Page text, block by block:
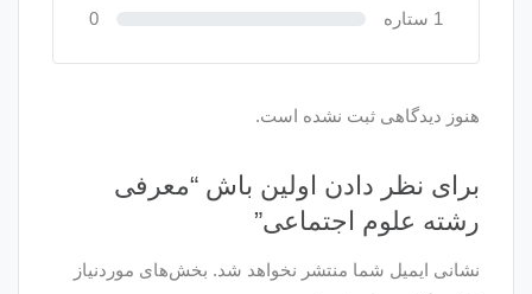
1 ستاره 0
هنوز دیدگاهی ثبت نشده است.
برای نظر دادن اولین باش “معرفی
رشته علوم اجتماعی”
نشانی ایمیل شما منتشر نخواهد شد. بخش‌های موردنیاز